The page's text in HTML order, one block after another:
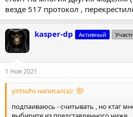
везде 517 протокол ,
kasper-dp Активный
1 Ноя 2021
yirtsuhs написал(а):
подпаиваюсь - считывать , но ктаг